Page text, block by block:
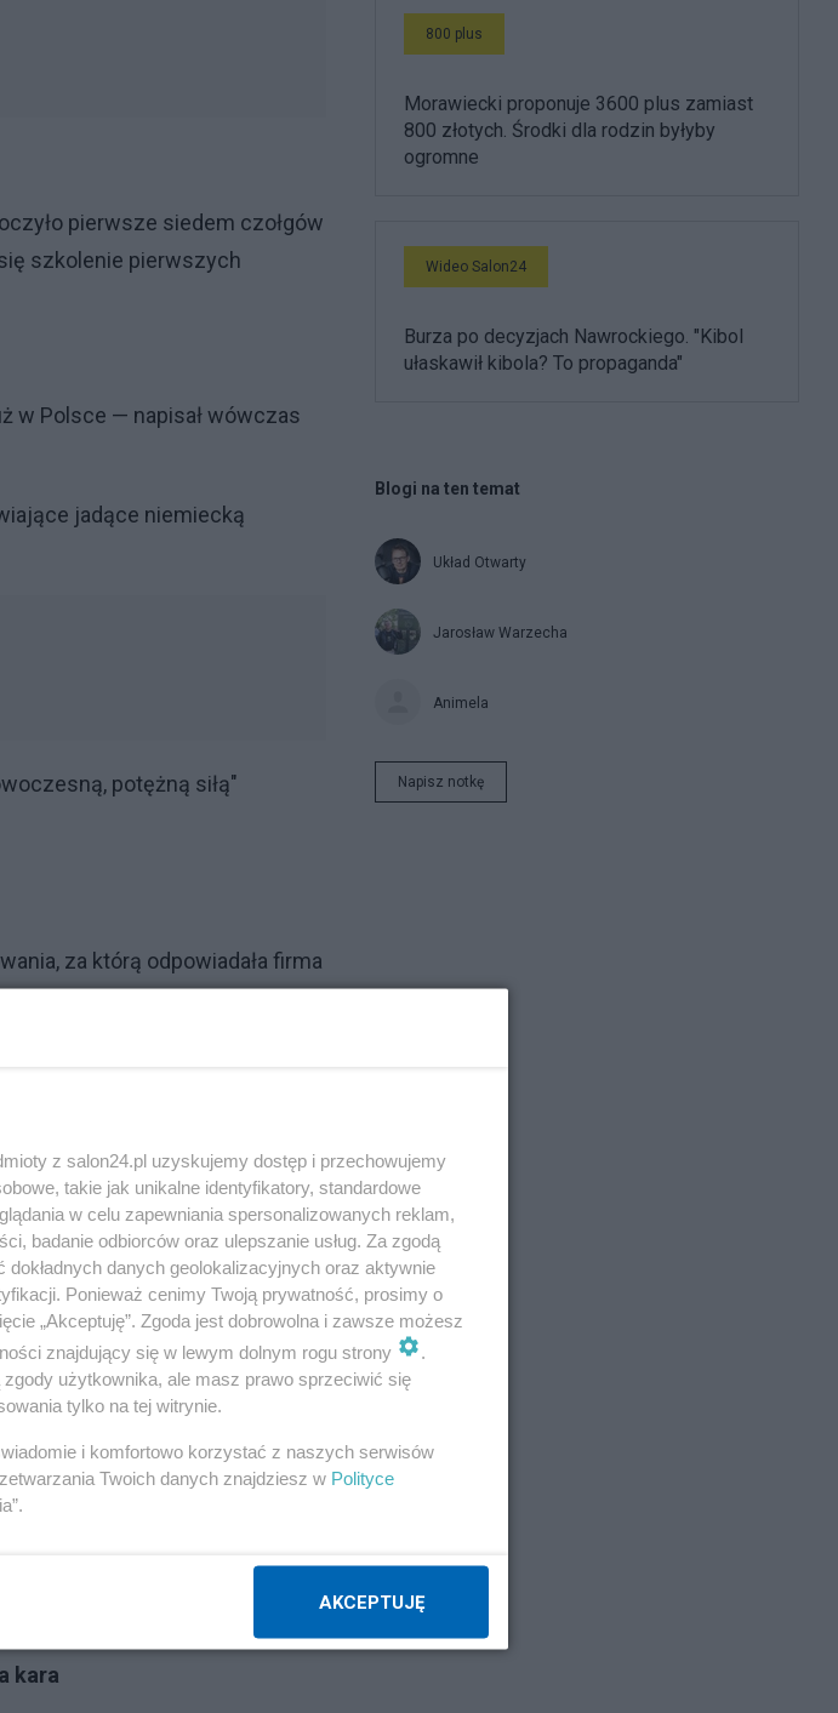
pierwsze siedem czołgów
szkolenie pierwszych
w Polsce — napisał wówczas
jadące niemiecką
potężną siłą"
za którą odpowiadała firma
te zostały wyposażone w
następców dla "Abramsów".
M1A2 SEPv3, którą otrzyma
silnika Honeywell
do 426 kilometrów na jednym
na godzinę, pomimo jego
kara
800 plus
Morawiecki proponuje 3600 plus zamiast
800 złotych. Środki dla rodzin byłyby
ogromne
Wideo Salon24
Burza po decyzjach Nawrockiego. "Kibol
ułaskawił kibola? To propaganda"
Blogi na ten temat
Układ Otwarty
Jarosław Warzecha
Animela
Napisz notkę
z salon24.pl uzyskujemy dostęp i przechowujemy
takie jak unikalne identyfikatory, standardowe
w celu zapewniania spersonalizowanych reklam,
badanie odbiorców oraz ulepszanie usług. Za zgodą
danych geolokalizacyjnych oraz aktywnie
Ponieważ cenimy Twoją prywatność, prosimy o
„Akceptuję”. Zgoda jest dobrowolna i zawsze możesz
znajdujący się w lewym dolnym rogu strony
.
użytkownika, ale masz prawo sprzeciwić się
tylko na tej witrynie.
i komfortowo korzystać z naszych serwisów
Twoich danych znajdziesz w Polityce
AKCEPTUJĘ